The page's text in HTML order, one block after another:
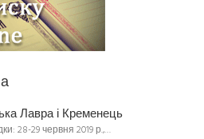
Лавра і Кременець
28-29 червня 2019 р.,…